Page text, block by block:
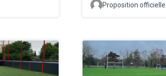
Proposition officielle